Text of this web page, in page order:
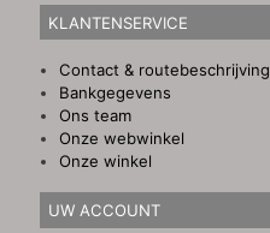
KLANTENSERVICE
Contact & routebeschrijving
Bankgegevens
Ons team
Onze webwinkel
Onze winkel
UW ACCOUNT